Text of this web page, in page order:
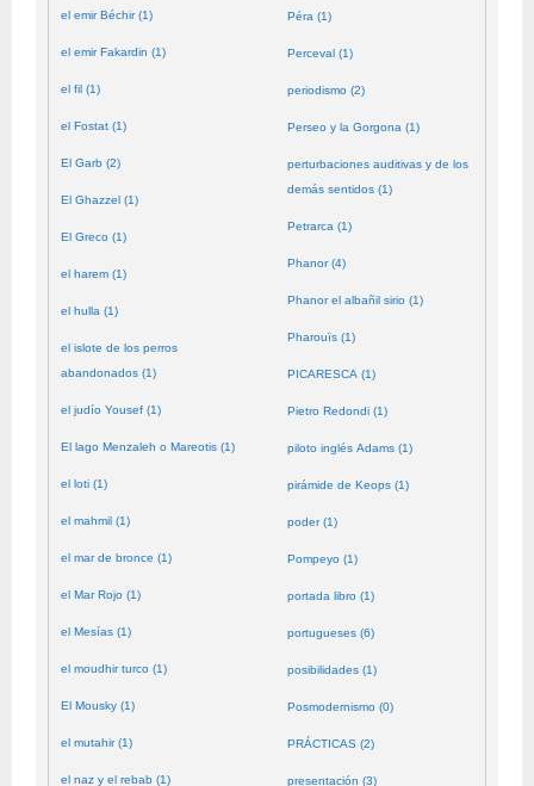
el emir Béchir (1)
el emir Fakardin (1)
el fil (1)
el Fostat (1)
El Garb (2)
El Ghazzel (1)
El Greco (1)
el harem (1)
el hulla (1)
el islote de los perros
abandonados (1)
el judío Yousef (1)
El lago Menzaleh o Mareotis (1)
el loti (1)
el mahmil (1)
el mar de bronce (1)
el Mar Rojo (1)
el Mesías (1)
el moudhir turco (1)
El Mousky (1)
el mutahir (1)
el naz y el rebab (1)
Péra (1)
Perceval (1)
periodismo (2)
Perseo y la Gorgona (1)
perturbaciones auditivas y de los
demás sentidos (1)
Petrarca (1)
Phanor (4)
Phanor el albañil sirio (1)
Pharouïs (1)
PICARESCA (1)
Pietro Redondi (1)
piloto inglés Adams (1)
pirámide de Keops (1)
poder (1)
Pompeyo (1)
portada libro (1)
portugueses (6)
posibilidades (1)
Posmodernismo (0)
PRÁCTICAS (2)
presentación (3)